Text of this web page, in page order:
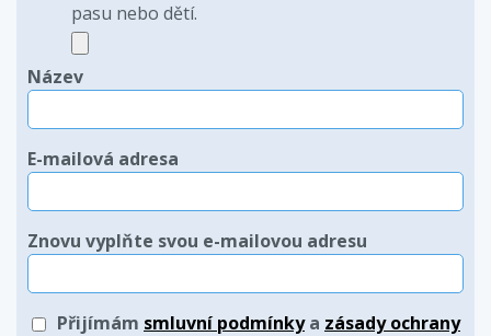
pasu nebo dětí.
Název
E-mailová adresa
Znovu vyplňte svou e-mailovou adresu
Přijímám smluvní podmínkya zásady ochrany